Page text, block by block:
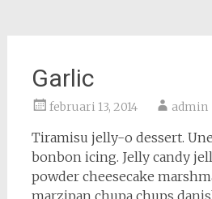
Garlic
februari 13, 2014 admin
Tiramisu jelly-o dessert.
bonbon icing. Jelly candy
powder cheesecake
marzipan chupa chups